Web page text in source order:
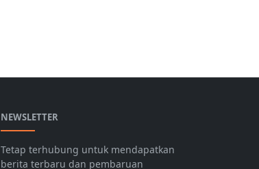
NEWSLETTER
Tetap terhubung untuk mendapatkan
berita terbaru dan pembaruan